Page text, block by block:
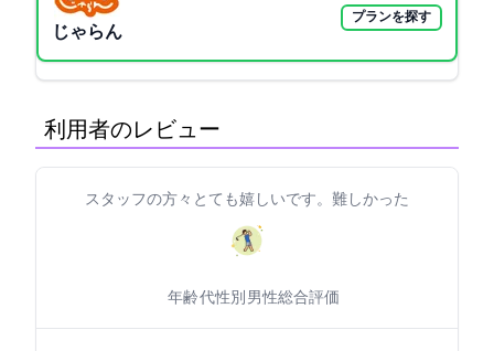
じゃらん
プランを探す
利用者のレビュー
スタッフの方々とても嬉しいです。難しかった
年齢: 50代性別: 男性総合評価: 5